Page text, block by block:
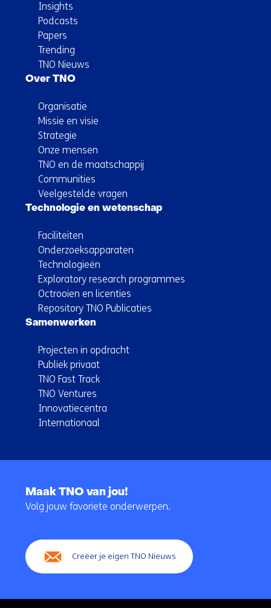
Insights
Podcasts
Papers
Trending
TNO Nieuws
Over TNO
Organisatie
Missie en visie
Strategie
Onze mensen
TNO en de maatschappij
Communities
Veelgestelde vragen
Technologie en wetenschap
Faciliteiten
Onderzoeksapparaten
Technologieën
Exploratory research programmes
Octrooien en licenties
Repository TNO Publicaties
Samenwerken
Projecten in opdracht
Publiek privaat
TNO Fast Track
TNO Ventures
Innovatiecentra
Internationaal
navigatie
Maak TNO van jou!
Volg jouw favoriete onderwerpen.
Creëer je eigen TNO Nieuws